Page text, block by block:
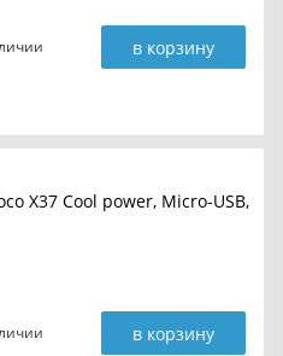
в корзину
X37 Cool power, Micro-USB,
в корзину